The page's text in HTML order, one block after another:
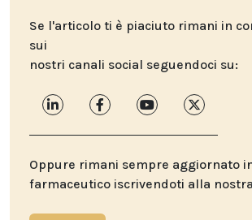
Se l'articolo ti è piaciuto rimani in
sui
nostri canali social seguendoci su:
Oppure rimani sempre aggiornato
farmaceutico iscrivendoti alla